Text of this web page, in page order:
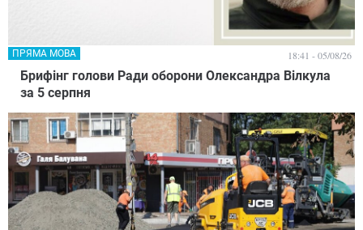
Брифінг голови Ради оборони Олександра Вілкула
за 5 серпня
ПРЯМА МОВА 18:41 - 05/08/26